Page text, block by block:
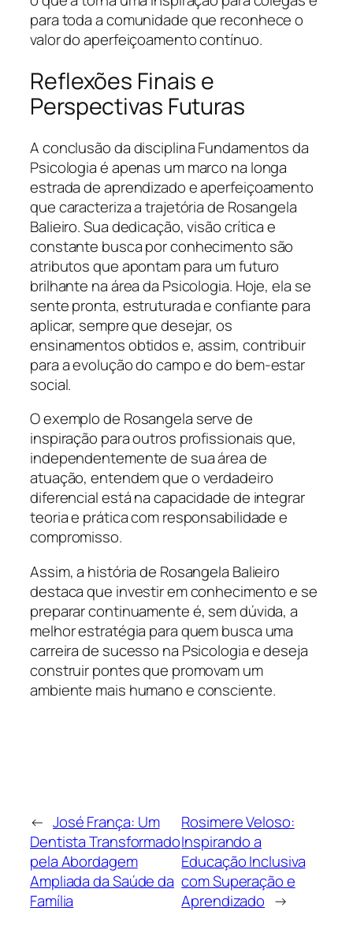
para toda a comunidade que reconhece o
valor do aperfeiçoamento contínuo.
Reflexões Finais e
Perspectivas Futuras
A conclusão da disciplina Fundamentos da
Psicologia é apenas um marco na longa
estrada de aprendizado e aperfeiçoamento
que caracteriza a trajetória de Rosangela
Balieiro. Sua dedicação, visão crítica e
constante busca por conhecimento são
atributos que apontam para um futuro
brilhante na área da Psicologia. Hoje, ela se
sente pronta, estruturada e confiante para
aplicar, sempre que desejar, os
ensinamentos obtidos e, assim, contribuir
para a evolução do campo e do bem-estar
social.
O exemplo de Rosangela serve de
inspiração para outros profissionais que,
independentemente de sua área de
atuação, entendem que o verdadeiro
diferencial está na capacidade de integrar
teoria e prática com responsabilidade e
compromisso.
Assim, a história de Rosangela Balieiro
destaca que investir em conhecimento e se
preparar continuamente é, sem dúvida, a
melhor estratégia para quem busca uma
carreira de sucesso na Psicologia e deseja
construir pontes que promovam um
ambiente mais humano e consciente.
← José França: Um
Dentista Transformado
pela Abordagem
Ampliada da Saúde da
Família
Rosimere Veloso:
Inspirando a
Educação Inclusiva
com Superação e
Aprendizado →